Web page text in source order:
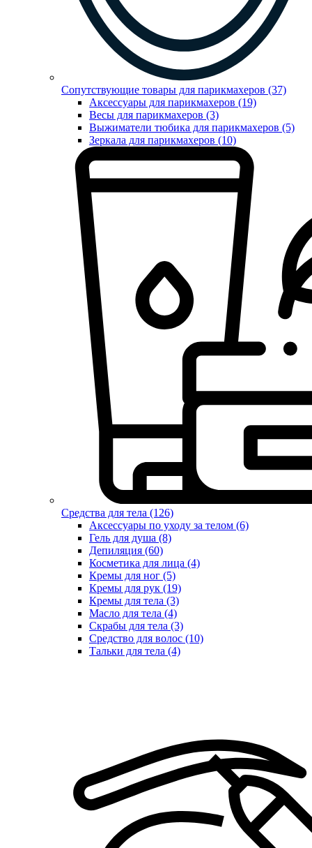
Сопутствующие товары для парикмахеров (37)
Аксессуары для парикмахеров (19)
Весы для парикмахеров (3)
Выжиматели тюбика для парикмахеров (5)
Зеркала для парикмахеров (10)
Средства для тела (126)
Аксессуары по уходу за телом (6)
Гель для душа (8)
Депиляция (60)
Косметика для лица (4)
Кремы для ног (5)
Кремы для рук (19)
Кремы для тела (3)
Масло для тела (4)
Скрабы для тела (3)
Средство для волос (10)
Тальки для тела (4)